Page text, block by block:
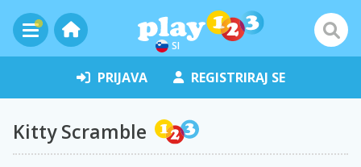
SI
PRIJAVA REGISTRIRAJ SE
Kitty Scramble